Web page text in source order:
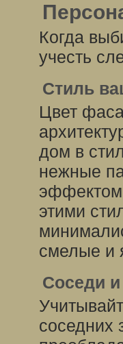
Когда
учесть
Стиль
Цвет
дом в
нежные
эффектом
этими
смелые и
Соседи
соседних